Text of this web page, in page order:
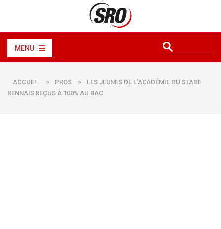
MENU
ACCUEIL > PROS >
LES JEUNES DE L’ACADÉMIE DU STADE
RENNAIS REÇUS À 100% AU BAC